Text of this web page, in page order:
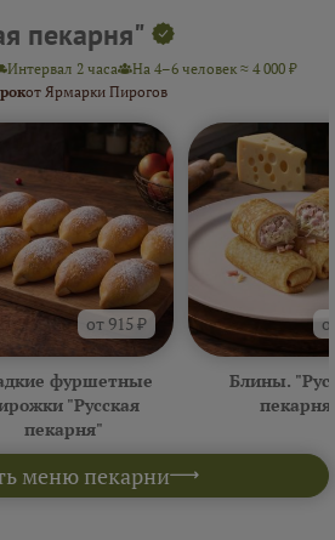
пекарня"
меню пекарни
Интервал 2 часа
На 4–6 человек ≈ 4 000 ₽
от Ярмарки Пирогов
от 915 ₽
фуршетные
"Русская
пекарня"
Блины.